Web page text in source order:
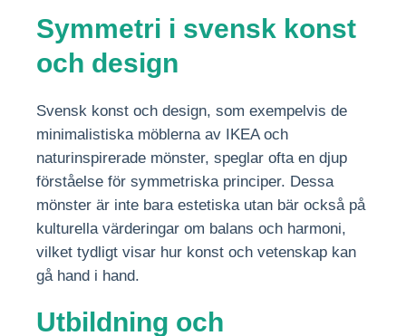
Symmetri i svensk konst
och design
Svensk konst och design, som exempelvis de
minimalistiska möblerna av IKEA och
naturinspirerade mönster, speglar ofta en djup
förståelse för symmetriska principer. Dessa
mönster är inte bara estetiska utan bär också på
kulturella värderingar om balans och harmoni,
vilket tydligt visar hur konst och vetenskap kan
gå hand i hand.
Utbildning och